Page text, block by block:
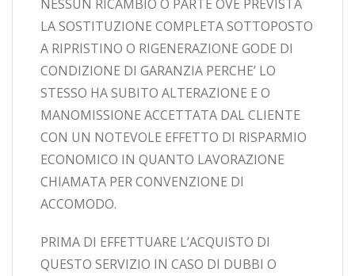
NESSUN RICAMBIO O PARTE OVE PREVISTA
LA SOSTITUZIONE COMPLETA SOTTOPOSTO
A RIPRISTINO O RIGENERAZIONE GODE DI
CONDIZIONE DI GARANZIA PERCHE’ LO
STESSO HA SUBITO ALTERAZIONE E O
MANOMISSIONE ACCETTATA DAL CLIENTE
CON UN NOTEVOLE EFFETTO DI RISPARMIO
ECONOMICO IN QUANTO LAVORAZIONE
CHIAMATA PER CONVENZIONE DI
ACCOMODO.
PRIMA DI EFFETTUARE L’ACQUISTO DI
QUESTO SERVIZIO IN CASO DI DUBBI O